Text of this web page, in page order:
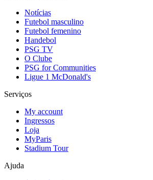
Notícias
Futebol masculino
Futebol femenino
Handebol
PSG TV
O Clube
PSG for Communities
Ligue 1 McDonald's
Serviços
My account
Ingressos
Loja
MyParis
Stadium Tour
Ajuda